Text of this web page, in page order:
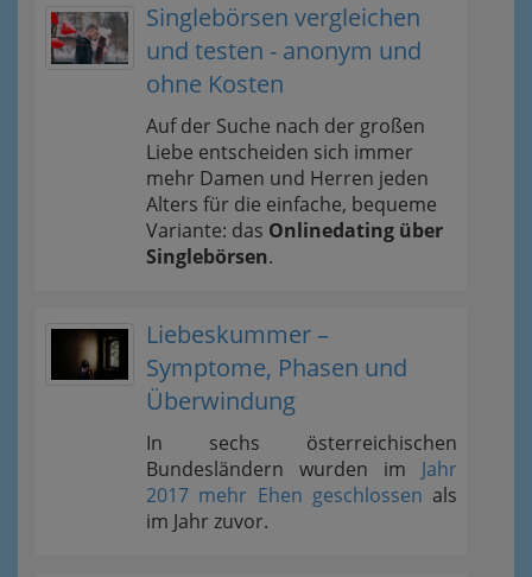
Singlebörsen vergleichen
und testen - anonym und
ohne Kosten
Auf der Suche nach der großen
Liebe entscheiden sich immer
mehr Damen und Herren jeden
Alters für die einfache, bequeme
Variante: das Onlinedating über
Singlebörsen.
Liebeskummer –
Symptome, Phasen und
Überwindung
In sechs österreichischen
Bundesländern wurden im Jahr
2017 mehr Ehen geschlossen als
im Jahr zuvor.